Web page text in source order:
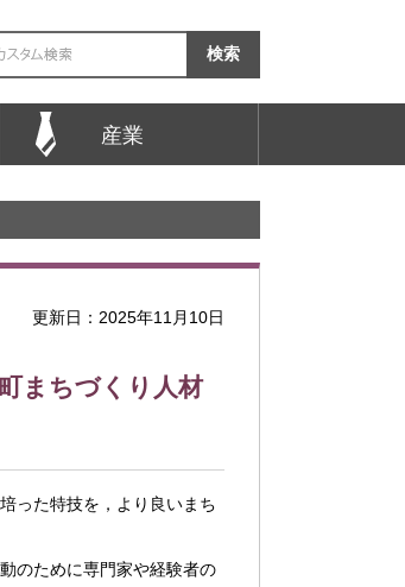
産業
更新日：2025年11月10日
まちづくり人材
った特技を，より良いまち
のために専門家や経験者の